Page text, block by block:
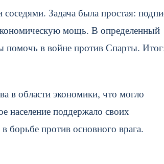
Задача была простая:
мощь. В определенный
помочь в войне против Спарты.
в области экономики, что могло
население поддержало своих
борьбе против основного врага.